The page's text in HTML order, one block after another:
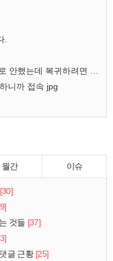
.
몬헌 와일즈) 타마미츠네 잡고 그 뒤로 안했는데 복귀하려면 뭐부터..?
니까 접속 jpg
월간 이슈
[30]
것들 [37]
글 근황 [25]